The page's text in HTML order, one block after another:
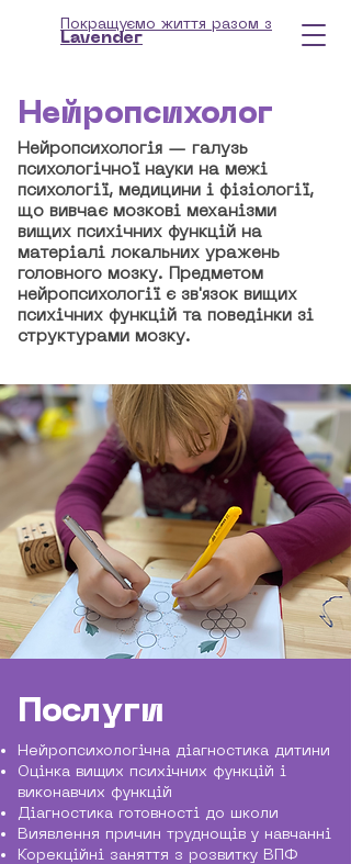
Покращуємо життя разом з
Lavender
Нейропсихолог
Нейропсихологія — галузь
психологічної науки на межі
психології, медицини і фізіології,
що вивчає мозкові механізми
вищих психічних функцій на
матеріалі локальних уражень
головного мозку. Предметом
нейропсихології є зв'язок вищих
психічних функцій та поведінки зі
структурами мозку.
Послуги
Нейропсихологічна діагностика дитини
Оцінка вищих психічних функцій і
виконавчих функцій
Діагностика готовності до школи
Виявлення причин труднощів у навчанні
Корекційні заняття з розвитку ВПФ